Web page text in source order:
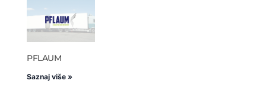
PFLAUM
Saznaj više »